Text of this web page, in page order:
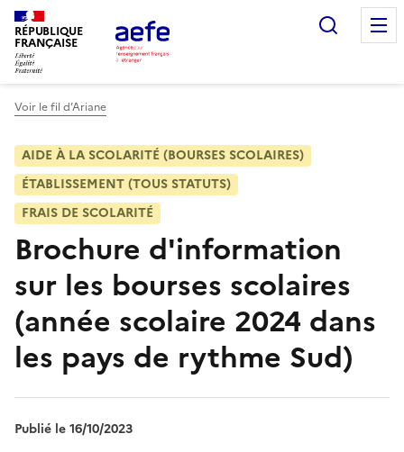
Aller
au
contenu
principal
RÉPUBLIQUE
FRANÇAISE
Voir le fil d’Ariane
AIDE À LA SCOLARITÉ (BOURSES SCOLAIRES)
ÉTABLISSEMENT (TOUS STATUTS)
FRAIS DE SCOLARITÉ
Brochure d'information
sur les bourses scolaires
(année scolaire 2024 dans
les pays de rythme Sud)
Publié le 16/10/2023